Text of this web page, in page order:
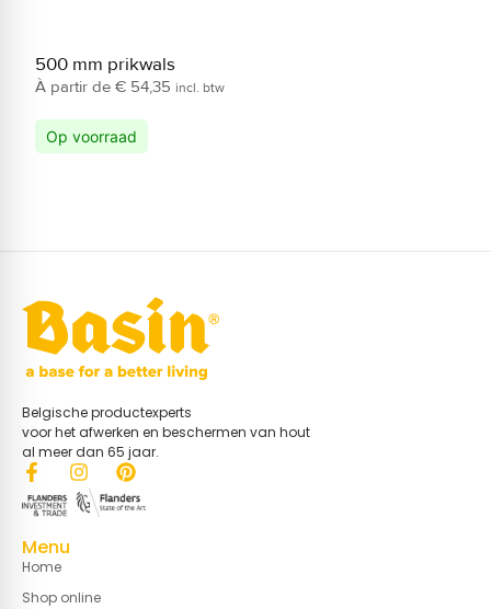
500 mm prikwals
€ 54,35 incl. btw
Op voorraad
Belgische productexperts
voor het afwerken en beschermen van hout
al meer dan 65 jaar.
Menu
Home
Shop online